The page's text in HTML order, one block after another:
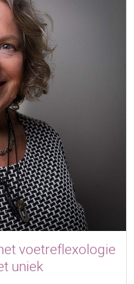
voetreflexologie
uniek